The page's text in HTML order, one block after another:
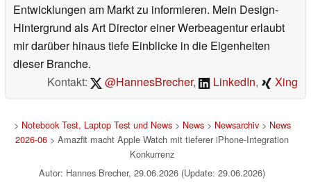
Entwicklungen am Markt zu informieren. Mein Design-
Hintergrund als Art Director einer Werbeagentur erlaubt
mir darüber hinaus tiefe Einblicke in die Eigenheiten
dieser Branche.
Kontakt:
@HannesBrecher, LinkedIn, Xing
> Notebook Test, Laptop Test und News> News> Newsarchiv> News
2026-06 > Amazfit macht Apple Watch mit tieferer iPhone-Integration
Konkurrenz
Autor: Hannes Brecher, 29.06.2026 (Update: 29.06.2026)